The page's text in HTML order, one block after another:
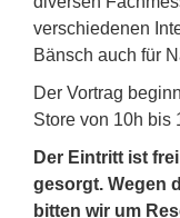
verschiedenen
Bänsch auch für
Der Vortrag
Store von 10h bis
Der Eintritt ist
gesorgt. Wegen
bitten wir um